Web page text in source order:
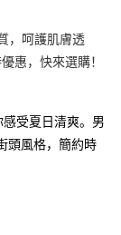
，呵護肌膚透
惠，快來選購！
受夏日清爽。男
頭風格，簡約時